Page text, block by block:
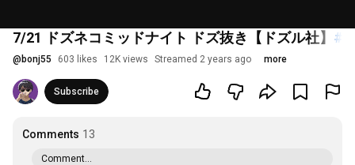
7/21 ドズネコミッドナイト ドズ抜き【ドズル社】
@ bonj55 603 likes 12K views Streamed 2 years ago more
Subscribe
Comments 13
Comment...